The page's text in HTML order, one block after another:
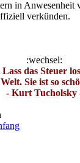
in Anwesenheit
verkünden.
:wechsel:
das Steuer
Welt. Sie ist so
- Kurt Tucholsky